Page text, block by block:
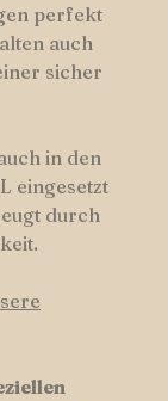
perfekt
auch
sicher
in den
eingesetzt
durch